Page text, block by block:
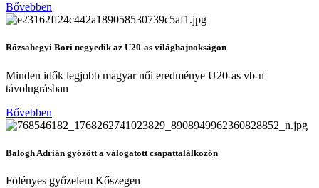
Bővebben
Rózsahegyi Bori negyedik az U20-as világbajnokságon
Minden idők legjobb magyar női eredménye U20-as vb-n
távolugrásban
Bővebben
Balogh Adrián győzött a válogatott csapattalálkozón
Fölényes győzelem Kőszegen